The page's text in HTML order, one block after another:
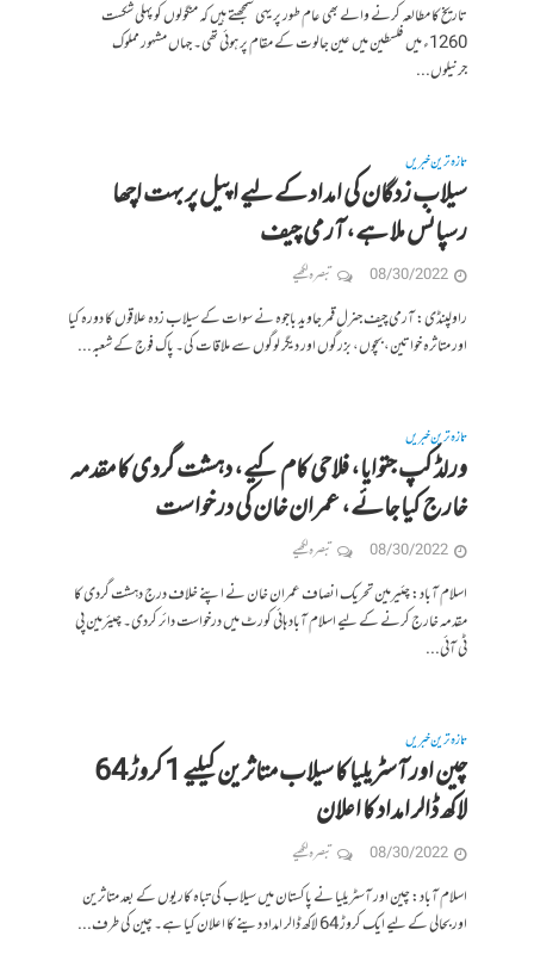
تاریخ کا مطالعہ کرنے والے بھی عام طور پر یہی سمجھتے ہیں کہ منگولوں کو پہلی شکست
1260ء میں فلسطین میں عین جالوت کے مقام پر ہوئی تھی۔ جہاں مشہور مملوک
جرنیلوں...
تازہ ترین خبریں
سیلاب زدگان کی امداد کے لیے اپیل پر بہت اچھا
رسپانس ملا ہے، آرمی چیف
08/30/2022 تبصرہ لکھیے
راولپنڈی: آرمی چیف جنرل قمر جاوید باجوہ نے سوات کے سیلاب زدہ علاقوں کا دورہ کیا
اور متاثرہ خواتین، بچوں، بزرگوں اور دیگر لوگوں سے ملاقات کی۔ پاک فوج کے شعبہ...
تازہ ترین خبریں
ورلڈ کپ جتوایا، فلاحی کام کیے، دہشت گردی کا مقدمہ
خارج کیا جائے، عمران خان کی درخواست
08/30/2022 تبصرہ لکھیے
اسلام آباد: چئیرمین تحریک انصاف عمران خان نے اپنے خلاف درج دہشت گردی کا
مقدمہ خارج کرنے کے لیے اسلام آباد ہائی کورٹ میں درخواست دائر کردی۔ چیئرمین پی
ٹی آئی...
تازہ ترین خبریں
چین اور آسٹریلیا کا سیلاب متاثرین کیلیے 1 کروڑ 64
لاکھ ڈالر امداد کا اعلان
08/30/2022 تبصرہ لکھیے
اسلام آباد: چین اور آسٹریلیا نے پاکستان میں سیلاب کی تباہ کاریوں کے بعد متاثرین
اور بحالی کے لیے ایک کروڑ 64 لاکھ ڈالر امداد دینے کا اعلان کیا ہے۔ چین کی طرف...